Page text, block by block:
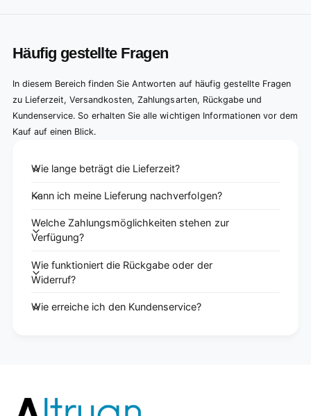
Häufig gestellte Fragen
In diesem Bereich finden Sie Antworten auf häufig gestellte Fragen
zu Lieferzeit, Versandkosten, Zahlungsarten, Rückgabe und
Kundenservice. So erhalten Sie alle wichtigen Informationen vor dem
Kauf auf einen Blick.
Wie lange beträgt die Lieferzeit?
Kann ich meine Lieferung nachverfolgen?
Welche Zahlungsmöglichkeiten stehen zur
Verfügung?
Wie funktioniert die Rückgabe oder der
Widerruf?
Wie erreiche ich den Kundenservice?